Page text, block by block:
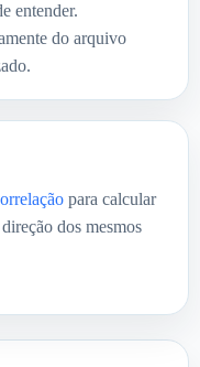
entender.
do arquivo
para calcular
dos mesmos